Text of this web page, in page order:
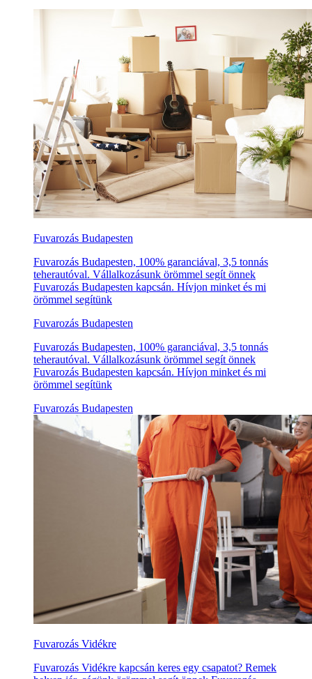
Fuvarozás Budapesten
Fuvarozás Budapesten, 100% garanciával, 3,5 tonnás
teherautóval. Vállalkozásunk örömmel segít önnek
Fuvarozás Budapesten kapcsán. Hívjon minket és mi
örömmel segítünk
Fuvarozás Budapesten
Fuvarozás Budapesten, 100% garanciával, 3,5 tonnás
teherautóval. Vállalkozásunk örömmel segít önnek
Fuvarozás Budapesten kapcsán. Hívjon minket és mi
örömmel segítünk
Fuvarozás Budapesten
Fuvarozás Vidékre
Fuvarozás Vidékre kapcsán keres egy csapatot? Remek